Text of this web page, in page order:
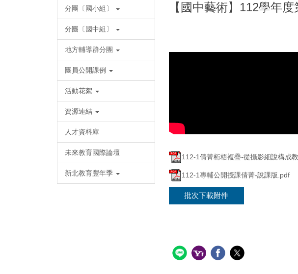
分團〔國小組〕
分團〔國中組〕
地方輔導群分團
團員公開課例
活動花絮
資源連結
人才資料庫
未來教育國際論壇
新北教育豐年季
【國中藝術】112學年
112-1倩菁桁梧複疊-從攝影細說構成
112-1專輔公開授課倩菁-說課版.pdf
批次下載附件